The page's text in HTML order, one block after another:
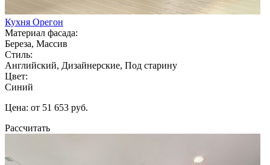
Кухня Орегон
Материал фасада:
Береза, Массив
Стиль:
Английский, Дизайнерские, Под старину
Цвет:
Синий
Цена: от 51 653 руб.
Рассчитать